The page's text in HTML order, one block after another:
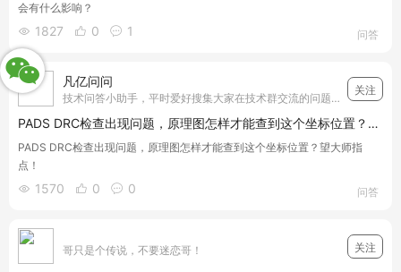
会有什么影响？
 1827  0  1 问答
凡亿问问
技术问答小助手，平时爱好搜集大家在技术群交流的问题，并和我们凡亿教育的工程师小哥哥们一起详细解答搜集的技术问题，让电子设计的工程师们少走弯路，遇到问题搜一搜就能够得到答案~我们一起加油！
关注
PADS DRC检查出现问题，原理图怎样才能查到这个坐标位置？望大师指点！
PADS DRC检查出现问题，原理图怎样才能查到这个坐标位置？望大师指
点！
 1570  0  0 问答
哥只是个传说，不要迷恋哥！ 关注